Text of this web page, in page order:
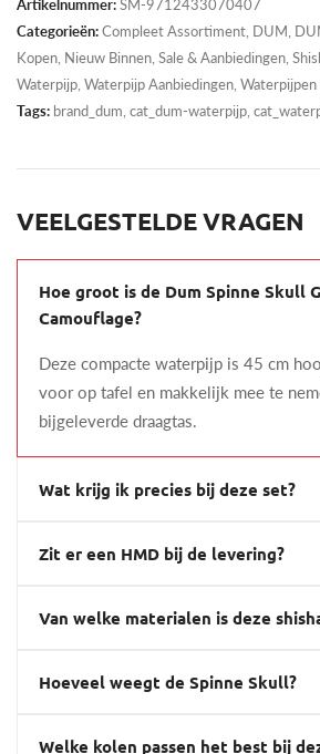
Artikelnummer:SM-9712433070407
Categorieën:Compleet Assortiment DUM
Kopen Nieuw Binnen Sale & Aanbiedingen
Waterpijp Waterpijp Aanbiedingen
Tags: brand_dum, cat_dum-waterpijp,
VEELGESTELDE VRAGEN
Hoe groot is de Dum Spinne Skull
Camouflage?
Deze compacte waterpijp is 45 cm
voor op tafel en makkelijk mee te
bijgeleverde draagtas.
Wat krijg ik precies bij deze set?
Zit er een HMD bij de levering?
Van welke materialen is deze
Hoeveel weegt de Spinne Skull?
Welke kolen passen het best bij